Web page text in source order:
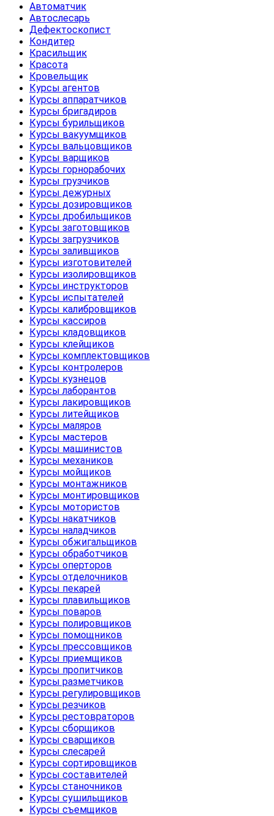
Автоматчик
Автослесарь
Дефектоскопист
Кондитер
Красильщик
Красота
Кровельщик
Курсы агентов
Курсы аппаратчиков
Курсы бригадиров
Курсы бурильщиков
Курсы вакуумщиков
Курсы вальцовщиков
Курсы варщиков
Курсы горнорабочих
Курсы грузчиков
Курсы дежурных
Курсы дозировщиков
Курсы дробильщиков
Курсы заготовщиков
Курсы загрузчиков
Курсы заливщиков
Курсы изготовителей
Курсы изолировщиков
Курсы инструкторов
Курсы испытателей
Курсы калибровщиков
Курсы кассиров
Курсы кладовщиков
Курсы клейщиков
Курсы комплектовщиков
Курсы контролеров
Курсы кузнецов
Курсы лаборантов
Курсы лакировщиков
Курсы литейщиков
Курсы маляров
Курсы мастеров
Курсы машинистов
Курсы механиков
Курсы мойщиков
Курсы монтажников
Курсы монтировщиков
Курсы мотористов
Курсы накатчиков
Курсы наладчиков
Курсы обжигальщиков
Курсы обработчиков
Курсы оперторов
Курсы отделочников
Курсы пекарей
Курсы плавильщиков
Курсы поваров
Курсы полировщиков
Курсы помощников
Курсы прессовщиков
Курсы приемщиков
Курсы пропитчиков
Курсы разметчиков
Курсы регулировщиков
Курсы резчиков
Курсы рестовраторов
Курсы сборщиков
Курсы сварщиков
Курсы слесарей
Курсы сортировщиков
Курсы составителей
Курсы станочников
Курсы сушильщиков
Курсы съемщиков